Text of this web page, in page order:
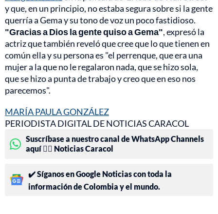
y que, en un principio, no estaba segura sobre si la gente
querría a Gema y su tono de voz un poco fastidioso.
"Gracias a Dios la gente quiso a Gema", expresó la
actriz que también reveló que cree que lo que tienen en
común ella y su persona es "el perrenque, que era una
mujer a la que no le regalaron nada, que se hizo sola,
que se hizo a punta de trabajo y creo que en eso nos
parecemos".
MARÍA PAULA GONZÁLEZ
PERIODISTA DIGITAL DE NOTICIAS CARACOL
Suscríbase a nuestro canal de WhatsApp Channels
aquí 👉🏻 Noticias Caracol
✔️ Síganos en Google Noticias con toda la
información de Colombia y el mundo.